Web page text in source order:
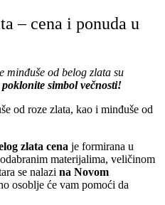
– cena i ponuda u
minđuše od belog zlata su
poklonite simbol večnosti!
od roze zlata, kao i minđuše od
zlata cena je formirana u
materijalima, veličinom
se nalazi na Novom
osoblje će vam pomoći da